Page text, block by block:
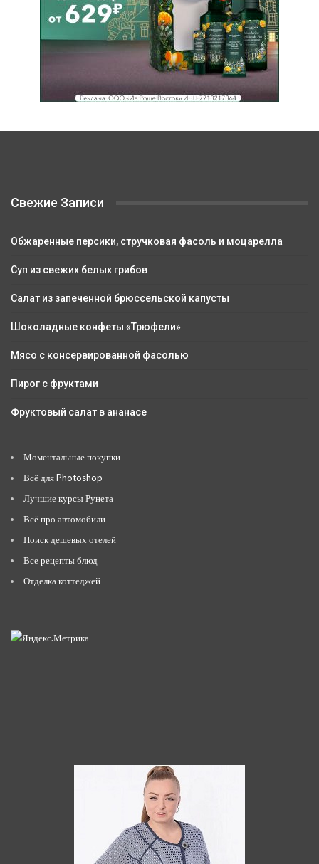
Свежие Записи
Обжаренные персики, стручковая фасоль и моцарелла
Суп из свежих белых грибов
Салат из запеченной брюссельской капусты
Шоколадные конфеты «Трюфели»
Мясо с консервированной фасолью
Пирог с фруктами
Фруктовый салат в ананасе
Моментальные покупки
Всё для Photoshop
Лучшие курсы Рунета
Всё про автомобили
Поиск дешевых отелей
Все рецепты блюд
Отделка коттеджей